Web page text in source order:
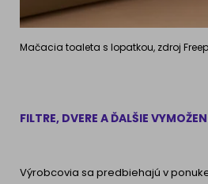
Mačacia toaleta s lopatkou, zdroj
FILTRE, DVERE A ĎALŠIE
Výrobcovia sa predbiehajú v